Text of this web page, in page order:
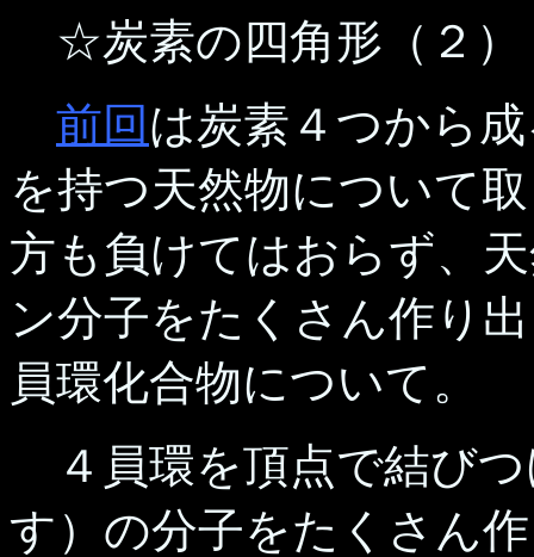
☆炭素の四角形（２）
前回 は炭素４つから
を持つ天然物について
方も負けてはおらず、
ン分子をたくさん作り
員環化合物について。
４員環を頂点で結び
す）の分子をたくさん